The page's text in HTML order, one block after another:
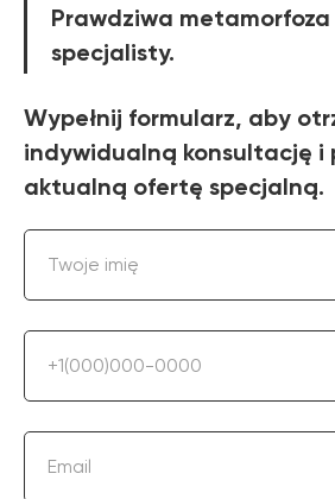
Prawdziwa
specjalisty.
Wypełnij formularz, aby
indywidualną konsultację i
aktualną ofertę specjalną.
Twoje imię
+1(000)000-0000
Email